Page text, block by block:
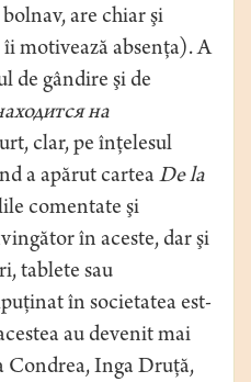
are chiar şi
motivează absenţa). A
de gândire şi de
на
clar, pe înţelesul
a apărut cartea De la
comentate şi
în aceste, dar şi
tablete sau
în societatea est-
au devenit mai
Condrea, Inga Druţă,